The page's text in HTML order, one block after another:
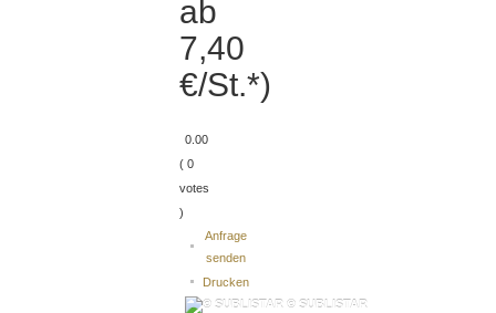
ab
7,40
€/St.*)
0.00
( 0
votes
)
Anfrage
senden
Drucken
© SUBLISTAR